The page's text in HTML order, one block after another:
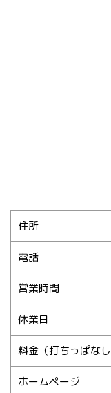
住所
電話
営業時間
休業日
料金（打ちっぱなし
ホームページ